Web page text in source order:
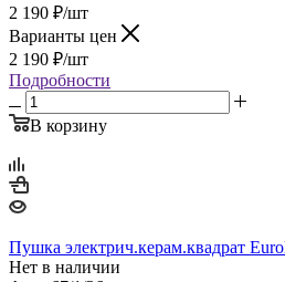
2 190 ₽/шт
Варианты цен
2 190 ₽/шт
Подробности
В корзину
Пушка электрич.керам.квадрат
Нет в наличии